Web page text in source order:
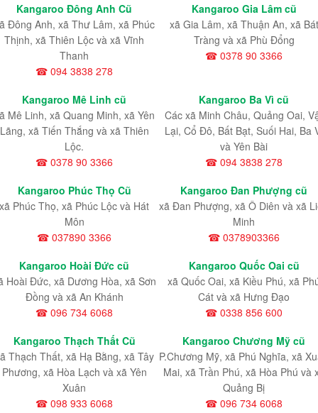
Kangaroo Đông Anh Cũ
Đông Anh, xã Thư Lâm, xã Phúc
Thịnh, xã Thiên Lộc và xã Vĩnh
Thanh
☎ 094 3838 278
Kangaroo Gia Lâm cũ
xã Gia Lâm, xã Thuận An, xã Bát
Tràng và xã Phù Đổng
☎ 0378 90 3366
Kangaroo Mê Linh cũ
Mê Linh, xã Quang Minh, xã Yên
Lãng, xã Tiến Thắng và xã Thiên
Lộc.
☎ 0378 90 3366
Kangaroo Ba Vì cũ
Các xã Minh Châu, Quảng Oai,
Lại, Cổ Đô, Bất Bạt, Suối Hai, Ba
và Yên Bài
☎ 094 3838 278
Kangaroo Phúc Thọ Cũ
xã Phúc Thọ, xã Phúc Lộc và Hát
Môn
☎ 037890 3366
Kangaroo Đan Phượng cũ
xã Đan Phượng, xã Ô Diên và xã
Minh
☎ 0378903366
Kangaroo Hoài Đức cũ
Hoài Đức, xã Dương Hòa, xã Sơn
Đồng và xã An Khánh
☎ 096 734 6068
Kangaroo Quốc Oai cũ
xã Quốc Oai, xã Kiều Phú, xã
Cát và xã Hưng Đạo
☎ 0338 856 600
Kangaroo Thạch Thất Cũ
Thạch Thất, xã Hạ Bằng, xã Tây
Phương, xã Hòa Lạch và xã Yên
Xuân
☎ 098 933 6068
Kangaroo Chương Mỹ cũ
P.Chương Mỹ, xã Phú Nghĩa, xã
Mai, xã Trần Phú, xã Hòa Phú và
Quảng Bị
☎ 096 734 6068